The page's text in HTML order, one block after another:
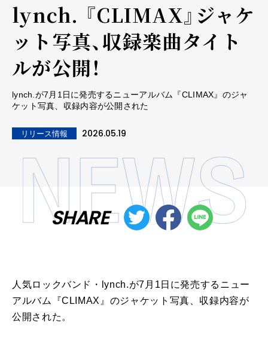
lynch. 『CLIMAX』ジャケ
ット写真、収録楽曲タイト
ルが公開！
lynch.が7月1日に発売するニューアルバム『CLIMAX』のジャ
ケット写真、収録内容が公開された
リリース情報 2026.05.19
SHARE
人気ロックバンド・lynch.が7月1日に発売するニュー
アルバム『CLIMAX』のジャケット写真、収録内容が
公開された。